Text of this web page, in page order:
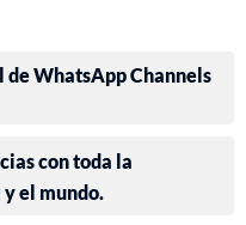
de WhatsApp Channels
con toda la
el mundo.